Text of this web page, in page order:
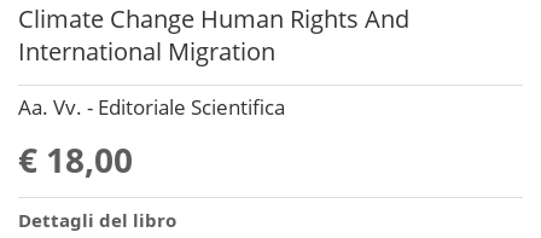
Climate Change Human Rights And
International Migration
Aa. Vv. - Editoriale Scientifica
€ 18,00
Dettagli del libro